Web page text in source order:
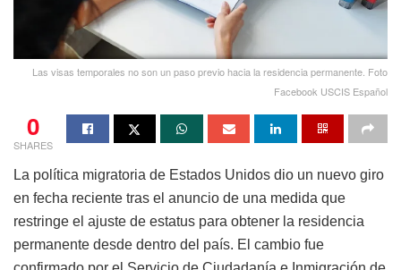
Las visas temporales no son un paso previo hacia la residencia permanente. Foto
Facebook USCIS Español
0
SHARES
La política migratoria de Estados Unidos dio un nuevo giro
en fecha reciente tras el anuncio de una medida que
restringe el ajuste de estatus para obtener la residencia
permanente desde dentro del país. El cambio fue